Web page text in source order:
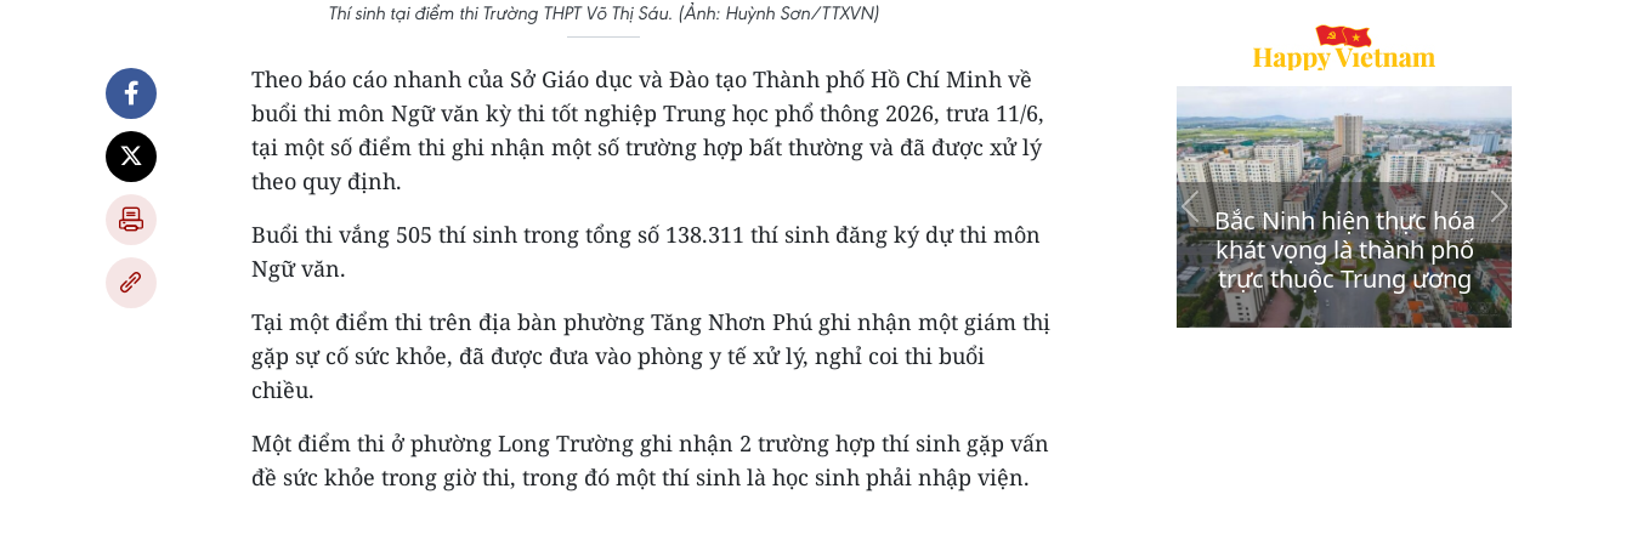
Thí sinh tại điểm thi Trường THPT Võ Thị Sáu. (Ảnh: Huỳnh Sơn/TTXVN)
Theo báo cáo nhanh của Sở Giáo dục và Đào tạo Thành phố Hồ Chí Minh về
buổi thi môn Ngữ văn kỳ thi tốt nghiệp Trung học phổ thông 2026, trưa 11/6,
tại một số điểm thi ghi nhận một số trường hợp bất thường và đã được xử lý
theo quy định.
Buổi thi vắng 505 thí sinh trong tổng số 138.311 thí sinh đăng ký dự thi môn
Ngữ văn.
Tại một điểm thi trên địa bàn phường Tăng Nhơn Phú ghi nhận một giám thị
gặp sự cố sức khỏe, đã được đưa vào phòng y tế xử lý, nghỉ coi thi buổi
chiều.
Một điểm thi ở phường Long Trường ghi nhận 2 trường hợp thí sinh gặp vấn
đề sức khỏe trong giờ thi, trong đó một thí sinh là học sinh phải nhập viện.